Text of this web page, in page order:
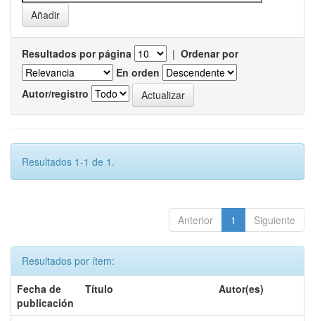
Resultados por página | Ordenar por
En orden
Autor/registro
Resultados 1-1 de 1.
Anterior 1 Siguiente
Resultados por ítem:
Fecha de
publicación
Título Autor(es)